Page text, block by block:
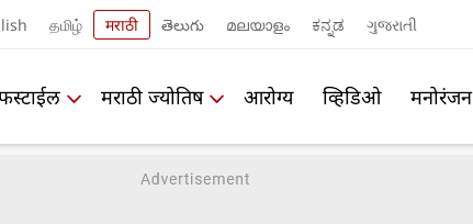
தமிழ் मराठी తెలుగు മലയാളം ಕನ್ನಡ ગુજરાતી
मराठी ज्योतिष आरोग्य व्हिडिओ मनोरंजन